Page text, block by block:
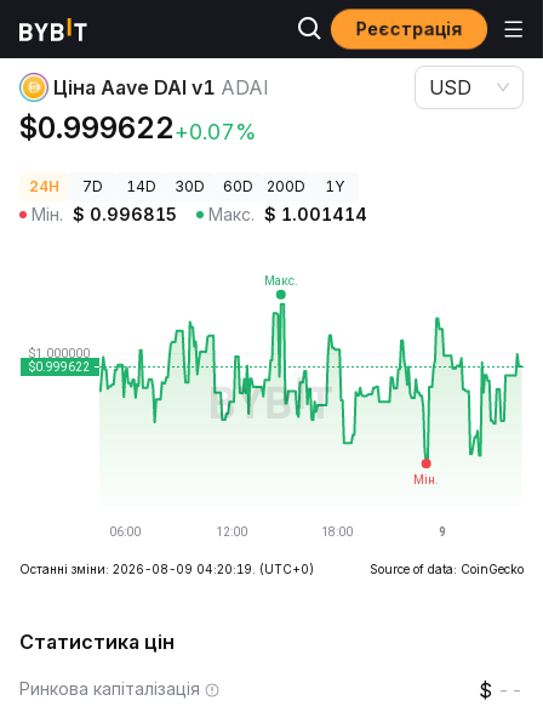
Реєстрація
Ціни криптовалют Ціна Aave DAI v1 ADAI
Ціна Aave DAI v1 ADAI
$0.999622+0.07%
USD
24H 7D 14D 30D 60D 200D 1Y
Мін. $ 0.996815 Макс. $ 1.001414
Останні зміни: 2026-08-09 04:20:19. (UTC+0) Source of data: CoinGecko
Статистика цін
Ринкова капіталізація --